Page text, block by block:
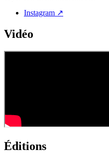
Instagram ↗
Vidéo
Éditions